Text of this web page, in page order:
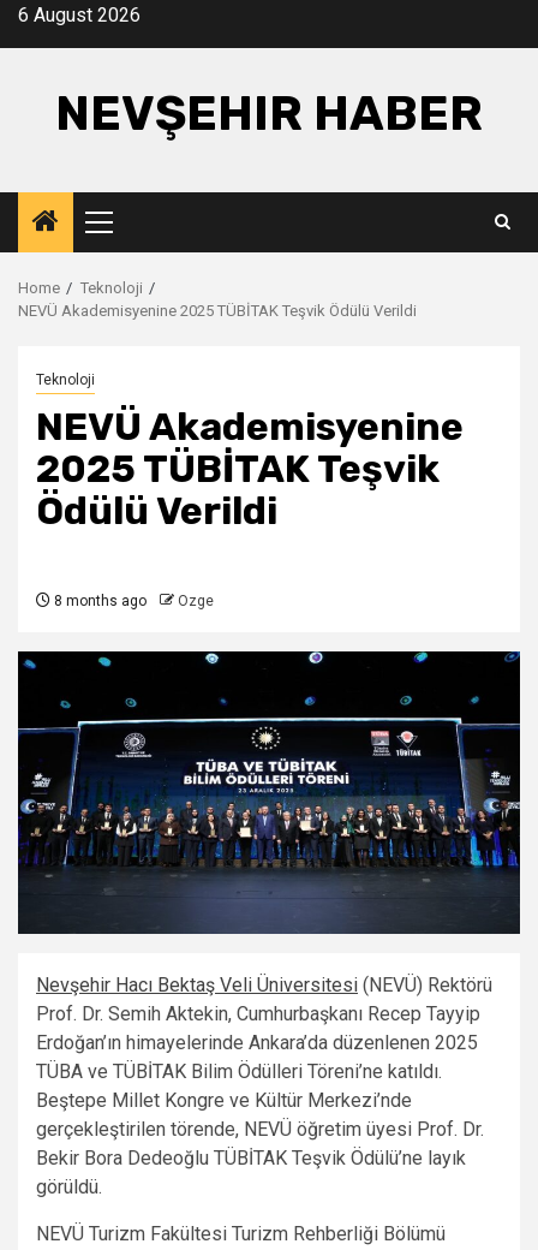
Skip6 August 2026
NEVŞEHIR HABER
Primary
Menu
Home
Teknoloji
NEVÜ Akademisyenine 2025 TÜBİTAK Teşvik Ödülü Verildi
Teknoloji
NEVÜ Akademisyenine
2025 TÜBİTAK Teşvik
Ödülü Verildi
8 months ago Ozge
Nevşehir Hacı Bektaş Veli Üniversitesi (NEVÜ) Rektörü
Prof. Dr. Semih Aktekin, Cumhurbaşkanı Recep Tayyip
Erdoğan’ın himayelerinde Ankara’da düzenlenen 2025
TÜBA ve TÜBİTAK Bilim Ödülleri Töreni’ne katıldı.
Beştepe Millet Kongre ve Kültür Merkezi’nde
gerçekleştirilen törende, NEVÜ öğretim üyesi Prof. Dr.
Bekir Bora Dedeoğlu TÜBİTAK Teşvik Ödülü’ne layık
görüldü.
NEVÜ Turizm Fakültesi Turizm Rehberliği Bölümü